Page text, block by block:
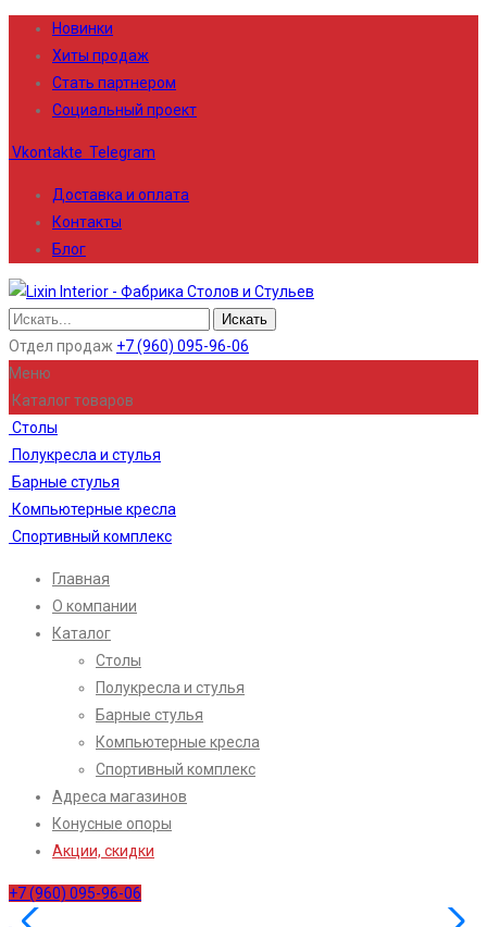
Новинки
Хиты продаж
Стать партнером
Социальный проект
Vkontakte Telegram
Доставка и оплата
Контакты
Блог
Отдел продаж +7 (960) 095-96-06
Меню
Каталог товаров
Столы
Полукресла и стулья
Барные стулья
Компьютерные кресла
Спортивный комплекс
Главная
О компании
Каталог
Столы
Полукресла и стулья
Барные стулья
Компьютерные кресла
Спортивный комплекс
Адреса магазинов
Конусные опоры
Акции, скидки
+7 (960) 095-96-06